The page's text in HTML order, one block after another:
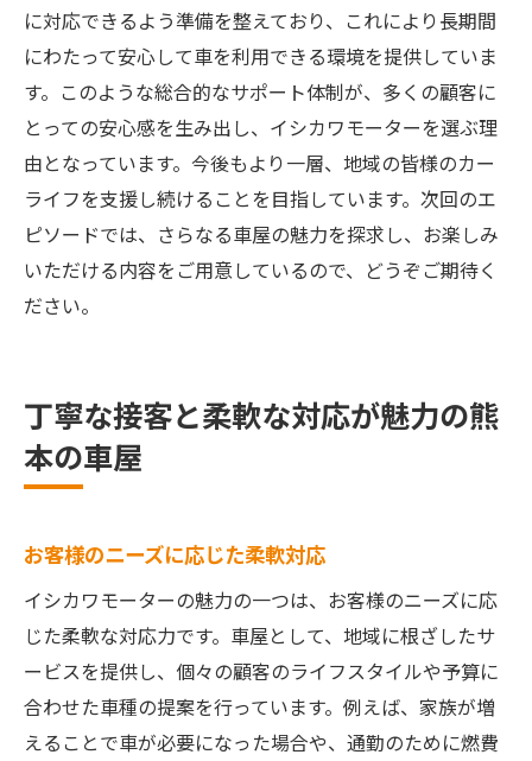
に対応できるよう準備を整えており、これにより長期間
にわたって安心して車を利用できる環境を提供していま
す。このような総合的なサポート体制が、多くの顧客に
とっての安心感を生み出し、イシカワモーターを選ぶ理
由となっています。今後もより一層、地域の皆様のカー
ライフを支援し続けることを目指しています。次回のエ
ピソードでは、さらなる車屋の魅力を探求し、お楽しみ
いただける内容をご用意しているので、どうぞご期待く
ださい。
丁寧な接客と柔軟な対応が魅力の熊
本の車屋
お客様のニーズに応じた柔軟対応
イシカワモーターの魅力の一つは、お客様のニーズに応
じた柔軟な対応力です。車屋として、地域に根ざしたサ
ービスを提供し、個々の顧客のライフスタイルや予算に
合わせた車種の提案を行っています。例えば、家族が増
えることで車が必要になった場合や、通勤のために燃費